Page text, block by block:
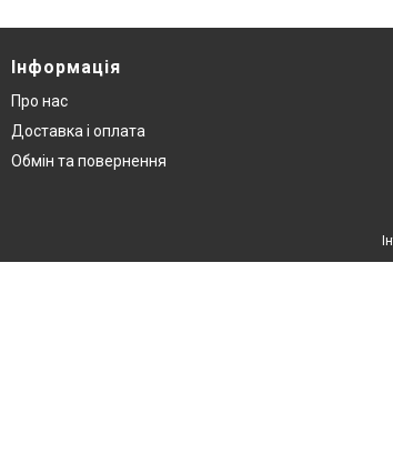
Інформація
Про нас
Доставка і оплата
Обмін та повернення